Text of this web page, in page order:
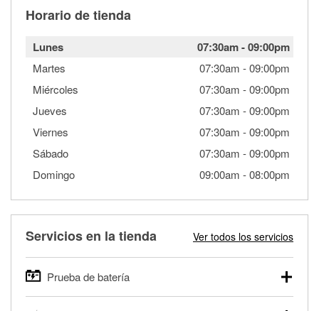
Horario de tienda
Lunes 07:30am-09:00pm
Martes 07:30am -09:00pm
Miércoles
07:30am -09:00pm
Jueves
07:30am -09:00pm
Viernes
07:30am -09:00pm
Sábado
07:30am -09:00pm
Domingo
09:00am -08:00pm
Servicios en la tienda Ver todos los servicios
Prueba de batería